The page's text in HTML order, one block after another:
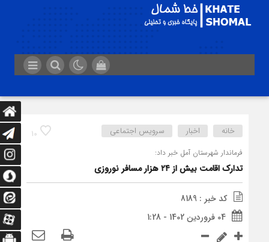
10 خانه اخبار سرویس اجتماعی
فرماندار شهرستان آمل خبر داد:
تدارک اقامت بیش از ۲۴ هزار مسافر نوروزی
کد خبر : 8189
04 فروردین 1402 - 1:28